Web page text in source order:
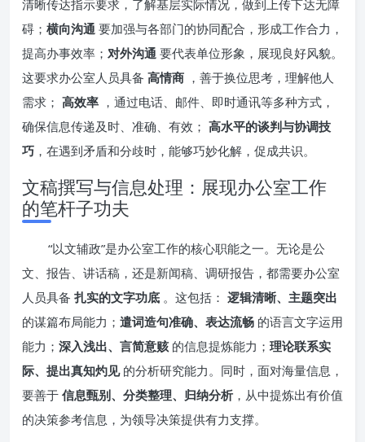
清晰传达指示要求，了解基层实际情况，做到上传下达无障
碍； 横向沟通 要加强与各部门的协同配合，形成工作合力，
提高办事效率； 对外沟通 要代表单位形象，展现良好风貌。
这要求办公室人员具备 高情商 ，善于换位思考，理解他人
需求； 高效率 ，通过电话、邮件、即时通讯等多种方式，
确保信息传递及时、准确、有效； 高水平的谈判与协调技
巧 ，在遇到矛盾和分歧时，能够巧妙化解，促成共识。
文稿撰写与信息处理：展现办公室工作
的笔杆子功夫
“以文辅政”是办公室工作的核心职能之一。无论是公
文、报告、讲话稿，还是新闻稿、调研报告，都需要办公室
人员具备 扎实的文字功底 。这包括： 逻辑清晰、主题突出
的谋篇布局能力； 遣词造句准确、表达流畅 的语言文字运用
能力； 深入浅出、言简意赅 的信息提炼能力； 理论联系实
际、提出真知灼见 的分析研究能力。同时，面对海量信息，
要善于 信息甄别、分类整理、归纳分析 ，从中提炼出有价值
的决策参考信息，为领导决策提供有力支撑。